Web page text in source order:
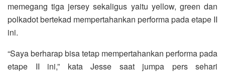
memegang tiga jersey sekaligus yaitu yellow, green dan
polkadot bertekad mempertahankan performa pada etape II
ini.
“Saya berharap bisa tetap mempertahankan performa pada
etape II ini,” kata Jesse saat jumpa pers sehari